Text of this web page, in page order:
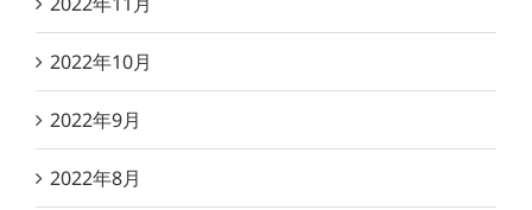
2022年10月
2022年9月
2022年8月